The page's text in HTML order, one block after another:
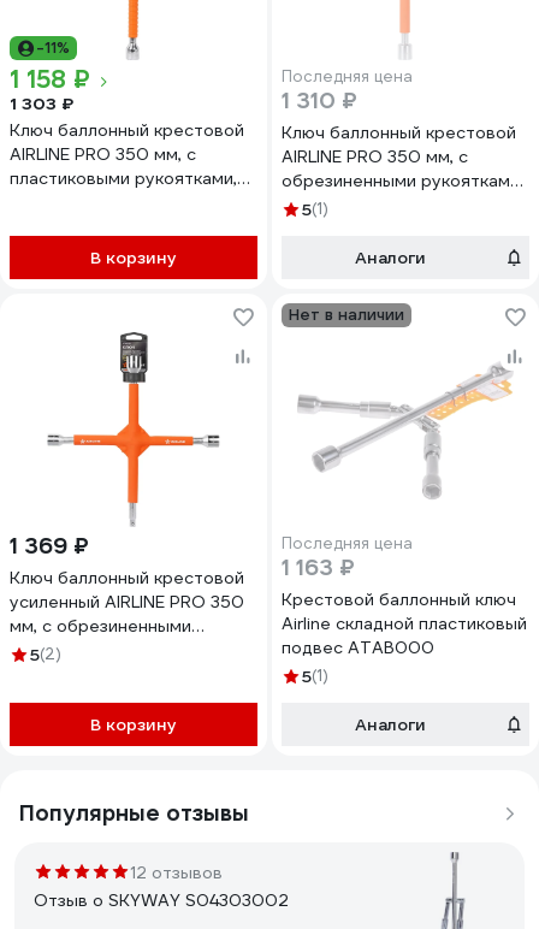
-11%
1 158 ₽
1 303 ₽
Ключ баллонный крестовой
AIRLINE PRO 350 мм, с
пластиковыми рукоятками,
В корзину
Последняя цена
1 310 ₽
Ключ баллонный крестовой
AIRLINE PRO 350 мм, с
обрезиненными рукоятками,
17x19x21x22 мм ATAB036
5(1)
Аналоги
1 369 ₽
Ключ баллонный крестовой
усиленный AIRLINE PRO 350
мм, с обрезиненными
рукоятками, 17x19x21x1/2"
5(2)
В корзину
Нет в наличии
Последняя цена
1 163 ₽
Крестовой баллонный ключ
Airline складной пластиковый
подвес ATAB000
5(1)
Аналоги
Популярные отзывы
12 отзывов
Отзыв о SKYWAY S04303002